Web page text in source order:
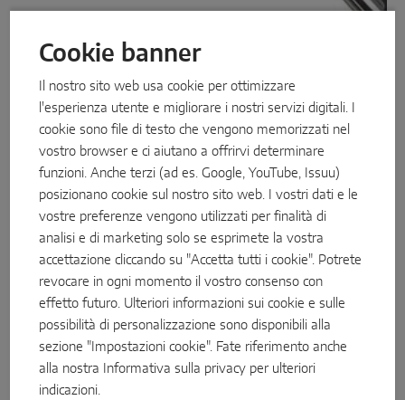
Superficie premium
Per impieghi estremi:
nonostante il suo aspetto elegante,
Tricoat-Evo è una vera e propria un vero concentrato di
forza e resistenza. Quattro strati, compreso uno strato
duplex con 500 a 600 HV secondo la scala Vickers,
forniscono una grande protezione nei punti di attrito.
Questo rende Tricoat-Evo tre volte più duro dell'acciaio e
comporta una resistenza all'abrasione estremamente
elevata.
Il sistema multistrato impedisce anche alla ruggine di
corrodersi. Questo protegge particolarmente i raccordi in
aree di utilizzo difficili, ad esempio vicino alla costa, aree
contaminate da sostanze inquinanti o boschi acidi. MACO
lo conferma con una garanzia di superficie di 15 anni*.
Cookie banner
Il nostro sito web usa cookie per ottimizzare
l'esperienza utente e migliorare i nostri servizi digitali. I
cookie sono file di testo che vengono memorizzati nel
vostro browser e ci aiutano a offrirvi determinare
funzioni. Anche terzi (ad es. Google, YouTube, Issuu)
posizionano cookie sul nostro sito web. I vostri dati e le
vostre preferenze vengono utilizzati per finalità di
analisi e di marketing solo se esprimete la vostra
accettazione cliccando su "Accetta tutti i cookie". Potrete
revocare in ogni momento il vostro consenso con
effetto futuro. Ulteriori informazioni sui cookie e sulle
possibilità di personalizzazione sono disponibili alla
sezione "Impostazioni cookie". Fate riferimento anche
alla nostra
Informativa sulla privacy per ulteriori
indicazioni.